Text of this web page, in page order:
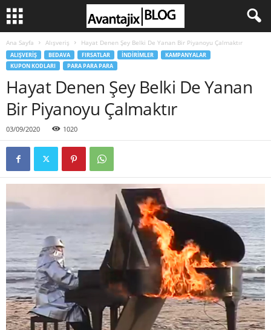
Ana Sayfa Alışveriş Hayat Denen Şey Belki De Yanan Bir Piyanoyu Çalmaktır
ALIŞVERIŞ BEDAVA FIRSATLAR İNDIRIMLER
KAMPANYALAR
KUPON KODLARI
PARA PARA PARA
Hayat Denen Şey Belki De Yanan
Bir Piyanoyu Çalmaktır
03/09/2020 1020